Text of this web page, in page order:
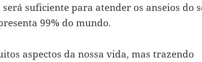
suficiente para atender os anseios do
99% do mundo.
aspectos da nossa vida, mas trazendo